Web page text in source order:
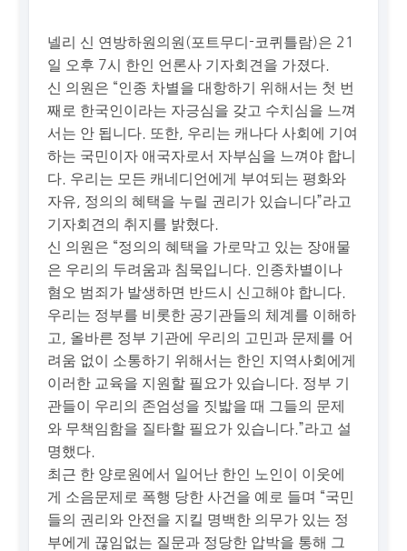
넬리 신 연방하원의원(포트무디-코퀴틀람)은 21
일 오후 7시 한인 언론사 기자회견을 가졌다.
신 의원은 “인종 차별을 대항하기 위해서는 첫 번
째로 한국인이라는 자긍심을 갖고 수치심을 느껴
서는 안 됩니다. 또한, 우리는 캐나다 사회에 기여
하는 국민이자 애국자로서 자부심을 느껴야 합니
다. 우리는 모든 캐네디언에게 부여되는 평화와
자유, 정의의 혜택을 누릴 권리가 있습니다”라고
기자회견의 취지를 밝혔다.
신 의원은 “정의의 혜택을 가로막고 있는 장애물
은 우리의 두려움과 침묵입니다. 인종차별이나
혐오 범죄가 발생하면 반드시 신고해야 합니다.
우리는 정부를 비롯한 공기관들의 체계를 이해하
고, 올바른 정부 기관에 우리의 고민과 문제를 어
려움 없이 소통하기 위해서는 한인 지역사회에게
이러한 교육을 지원할 필요가 있습니다. 정부 기
관들이 우리의 존엄성을 짓밟을 때 그들의 문제
와 무책임함을 질타할 필요가 있습니다.”라고 설
명했다.
최근 한 양로원에서 일어난 한인 노인이 이웃에
게 소음문제로 폭행 당한 사건을 예로 들며 “국민
들의 권리와 안전을 지킬 명백한 의무가 있는 정
부에게 끊임없는 질문과 정당한 압박을 통해 그